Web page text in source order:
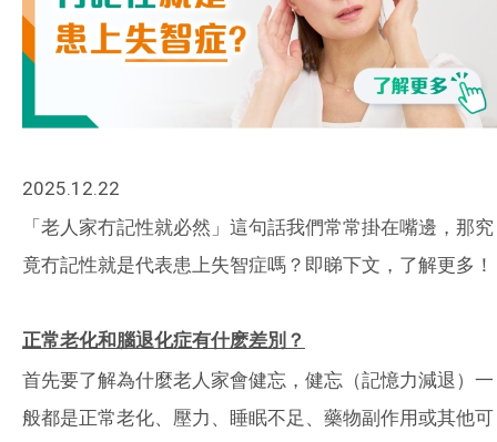
2025.12.22
「老人家冇記性就必然」這句話我們常常掛在嘴邊，那究
竟冇記性就是代表患上失智症嗎？即睇下文，了解更多！
正常老化和腦退化症有什麽差別？
首先要了解為什麼老人家會健忘，健忘（記憶力減退）一
般都是正常老化、壓力、睡眠不足、藥物副作用或其他可